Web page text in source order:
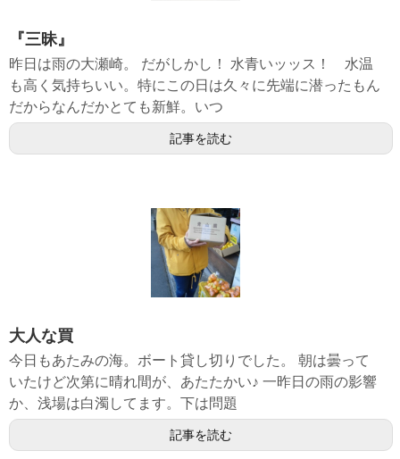
『三昧』
昨日は雨の大瀬崎。 だがしかし！ 水青いッッス！ 水温
も高く気持ちいい。特にこの日は久々に先端に潜ったもん
だからなんだかとても新鮮。いつ
記事を読む
大人な買
今日もあたみの海。ボート貸し切りでした。 朝は曇って
いたけど次第に晴れ間が、あたたかい♪ 一昨日の雨の影響
か、浅場は白濁してます。下は問題
記事を読む